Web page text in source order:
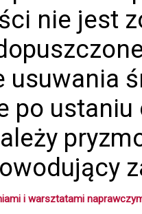
nie jest
usuwania
po
i warsztatami